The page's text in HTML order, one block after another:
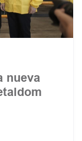
nueva